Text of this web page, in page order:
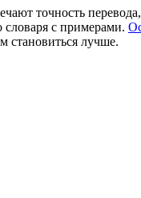
точность
словаря с примерами.
становиться лучше.